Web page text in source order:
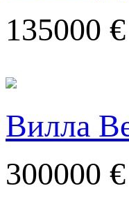
135000 €
Вилла
300000 €